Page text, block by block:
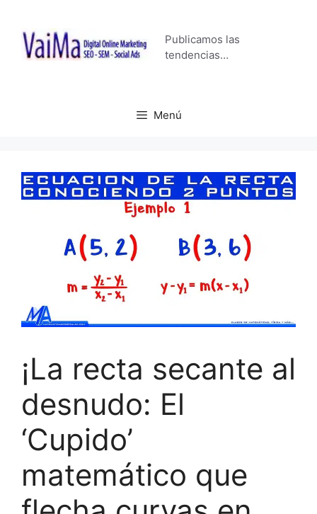
contenido
Publicamos las
tendencias…
Menú
¡La recta secante al
desnudo: El
‘Cupido’
matemático que